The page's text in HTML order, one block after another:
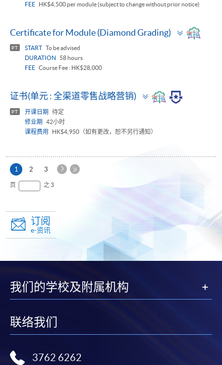
FEE
HK$4,500 per module (subject to change without prior notice)
Certificate for Module (Diamond Grading)
Toggle
panel
PT START To be advised
DURATION
58 hours
FEE Course Fee : HK$28,000
证书(单元 : 全渠道零售战略营销)
Toggle
panel
PT 开课日期
待定
修业期
42小时
课程费用
HK$4,950（如有更改，恕不另行通知）
1 本
页
2 3
下
页 之 3
订阅
e-资讯
我们的学校及附属机构
联络我们
3762 6262